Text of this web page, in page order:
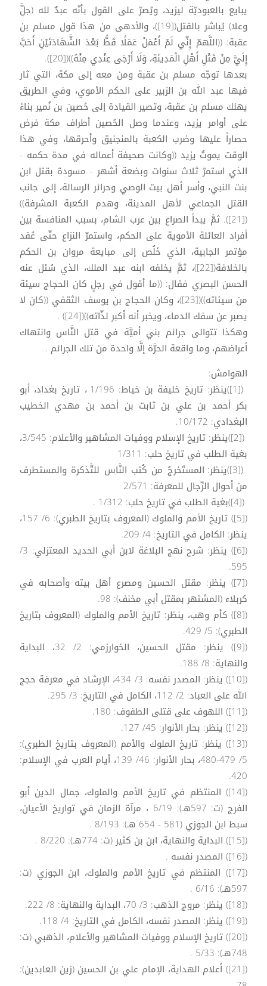
يبايع بالعبوديّة ليزيد، ويُصرّ على القول بأنّه عبدٌ لله (جلَّ
وعلا) يُباشر بالقتل([19])، والأدهى من هذا قول مسلم بن
عقبة: ((اللَّهمّ إِنِّي لَمْ أَعْمَلْ عَمَلًا قَطُّ بَعْدَ الشَّهَادَتَيْنِ أَحَبَّ
إِلَيَّ مِنْ قَتْلِ أَهْلِ الْمَدِينَةِ، وَلَا أَرْجَى عِنْدِي مِنْهُ))([20]).
بعدها توجّه مسلم بن عقبة ومن معه إلى مكة، التي ثار
فيها عبد الله بن الزبير على الحكم الأموي، وفي الطريق
يهلك مسلم بن عقبة، وتصير القيادة إلى حُصين بن نُمير بناءً
على أوامر يزيد، وعندما وصل الحُصين أطراف مكة فرض
حصاراً عليها وضرب الكعبة بالمنجنيق وأحرقها، وفي هذا
الوقت يموتُ يزيد ((وكانت صحيفة أعماله في مدة حكمه -
الذي استمرّ ثلاث سنوات وبضعة أشهر - مسودة بقتل ابن
بنت النبي، وأسر أهل بيت الوصي وحرائر الرسالة، إلى جانب
القتل الجماعي لأهل المدينة، وهدم الكعبة المشرفة))
([21]). ثمَّ يبدأ الصراع بين عرب الشام، بسبب المنافسة بين
أفراد العائلة الأموية على الحكم، واستمرّ النزاع حتّى عُقد
مؤتمر الجابية، الذي خَلُص إلى مبايعة مروان بن الحكم
بالخلافة([22])، ثمَّ يخلفه ابنه عبد الملك، الذي سُئل عنه
الحسن البصري فقال: ((ما أقول في رجلٍ كان الحجاج سيئة
من سيئاته))([23])، وكان الحجاج بن يوسف الثقفي ((كان لا
يصبر عن سفك الدماء، ويخبر أنه أكبر لذّاته))([24]) .
وهكذا تتوالى جرائم بني أميَّة في قتل النَّاس وانتهاك
أعراضهم، وما واقعة الحرَّة إلَّا واحدة من تلك الجرائم .
الهوامش:
([1])ينظر: تاريخ خليفة بن خياط: 1/196 ، تاريخ بغداد، أبو
بكر أحمد بن علي بن ثابت بن أحمد بن مهدي الخطيب
البغدادي: 10/172.
([2])ينظر: تاريخ الإسلام ووفيات المشاهير والأعلام: 3/545،
بغية الطلب في تاريخ حلب: 1/311
([3])ينظر: المستَخرجُ من كُتب النَّاس للتَّذكرة والمستطرف
من أحوال الرِّجال للمعرفة: 2/571
([4])بغية الطلب في تاريخ حلب: 1/312 .
([5]) تاريخ الأمم والملوك (المعروف بتاريخ الطبري): 6/ 157،
ينظر: الكامل في التاريخ: 4/ 209.
([6]) ينظر: شرح نهج البلاغة لابن أبي الحديد المعتزلي: 3/
595.
([7]) ينظر: مقتل الحسين ومصرع أهل بيته وأصحابه في
كربلاء (المشتهر بمقتل أبي مخنف): 98.
([8]) كأم وهب، ينظر: تاريخ الأمم والملوك (المعروف بتاريخ
الطبري): 5/ 429.
([9]) ينظر: مقتل الحسين، الخوارزمي: 2/ 32، البداية
والنهاية: 8/ 188.
([10]) ينظر: المصدر نفسه: 3/ 434، الإرشاد في معرفة حجج
الله على العباد: 2/ 112، الكامل في التاريخ: 3/ 295.
([11]) اللهوف على قتلى الطفوف: 180.
([12]) ينظر: بحار الأنوار: 45/ 127.
([13]) ينظر: تاريخ الملوك والأمم (المعروف بتاريخ الطبري):
5/ 479-480، بحار الأنوار: 46/ 139، أيام العرب في الإسلام:
420.
([14]) المنتظم في تاريخ الأمم والملوك، جمال الدين أبو
الفرج (ت: 597هـ): 6/19 ، مرآة الزمان في تواريخ الأعيان،
سبط ابن الجوزي (581 - 654 هـ): 8/193 .
([15]) البداية والنهاية، ابن بن كثير (ت: 774هـ): 8/220 .
([16]) المصدر نفسه .
([17]) المنتظم في تاريخ الأمم والملوك، ابن الجوزي (ت:
597هـ): 6/16 .
([18]) ينظر: مروج الذهب: 3/ 70، البداية والنهاية: 8/ 222.
([19]) ينظر: المصدر نفسه، الكامل في التاريخ: 4/ 118.
([20]) تاريخ الإسلام ووفيات المشاهير والأعلام، الذهبي (ت:
748هـ): 5/33 .
([21]) أعلام الهداية، الإمام علي بن الحسين (زين العابدين):